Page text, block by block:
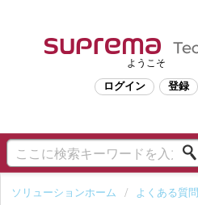
ようこそ
ログイン 登録
ソリューションホーム よくある質問